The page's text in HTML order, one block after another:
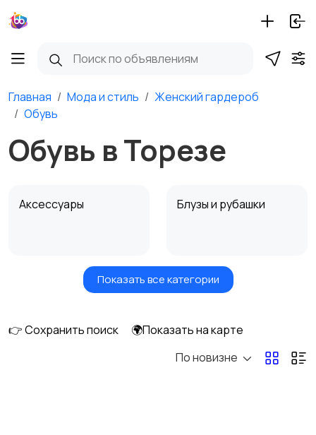
Главная Мода и стиль
Женский гардероб
Обувь
Обувь в Торезе
Аксессуары Блузы и рубашки
Будущим мамам Верхняя одежда
Домашняя одежда
Показать все категории
👉 Сохранить поиск
🌍Показать на карте
По новизне